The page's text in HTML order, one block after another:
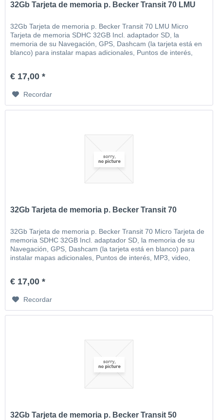
32Gb Tarjeta de memoria p. Becker Transit 70 LMU
32Gb Tarjeta de memoria p. Becker Transit 70 LMU Micro
Tarjeta de memoria SDHC 32GB Incl. adaptador SD, la
memoria de su Navegación, GPS, Dashcam (la tarjeta está en
blanco) para instalar mapas adicionales, Puntos de interés,
€ 17,00 *
Recordar
32Gb Tarjeta de memoria p. Becker Transit 70
32Gb Tarjeta de memoria p. Becker Transit 70 Micro Tarjeta de
memoria SDHC 32GB Incl. adaptador SD, la memoria de su
Navegación, GPS, Dashcam (la tarjeta está en blanco) para
instalar mapas adicionales, Puntos de interés, MP3, video,
€ 17,00 *
Recordar
32Gb Tarjeta de memoria p. Becker Transit 50